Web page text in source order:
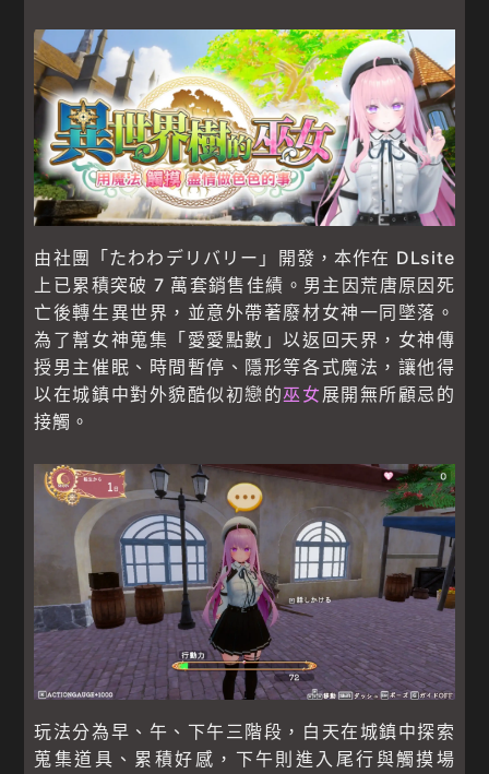
由社團「たわわデリバリー」開發，本作在 DLsite
上已累積突破 7 萬套銷售佳績。男主因荒唐原因死
亡後轉生異世界，並意外帶著廢材女神一同墜落。
為了幫女神蒐集「愛愛點數」以返回天界，女神傳
授男主催眠、時間暫停、隱形等各式魔法，讓他得
以在城鎮中對外貌酷似初戀的巫女 展開無所顧忌的
接觸。
玩法分為早、午、下午三階段，白天在城鎮中探索
蒐集道具、累積好感，下午則進入尾行與觸摸場